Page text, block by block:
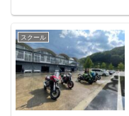
スクール